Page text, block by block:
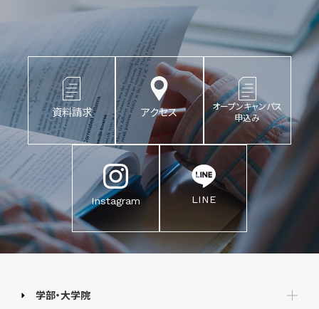
資料請求 アクセス
オープンキャンパス
申込み
Instagram LINE
学部・大学院